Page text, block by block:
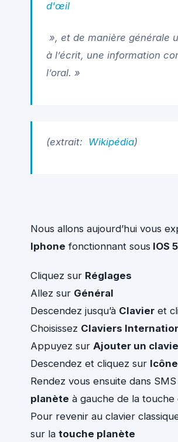
», et de manière générale
à l’écrit, une information
l’oral. »
(extrait: Wikipédia)
Nous allons aujourd’hui vous
Iphone fonctionnant sous IOS 5
Cliquez sur Réglages
Allez sur Général
Descendez jusqu’à Clavier et
Choisissez Claviers
Appuyez sur Ajouter un
Descendez et cliquez sur
Rendez vous ensuite dans
planète à gauche de la touche
Pour revenir au clavier
sur la touche planète